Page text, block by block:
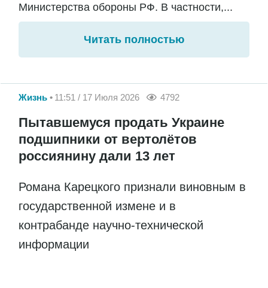
Министерства обороны РФ. В частности,...
Читать полностью
Жизнь 11:51 / 17 Июля 2026 4792
Пытавшемуся продать Украине
подшипники от вертолётов
россиянину дали 13 лет
Романа Карецкого признали виновным в
государственной измене и в
контрабанде научно-технической
информации